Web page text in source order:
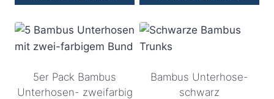
Produktseite
gewählt
Produktseite
gewählt
Produkt
weist
Varianten
auf.
Produkt
weist
Varianten
5er Pack Bambus
Unterhosen- zweifarbig
Bambus Unterhose-
schwarz